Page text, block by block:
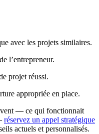
avec les projets similaires.
l’entrepreneur.
projet réussi.
appropriée en place.
— ce qui fonctionnait
réservez un appel stratégique
actuels et personnalisés.